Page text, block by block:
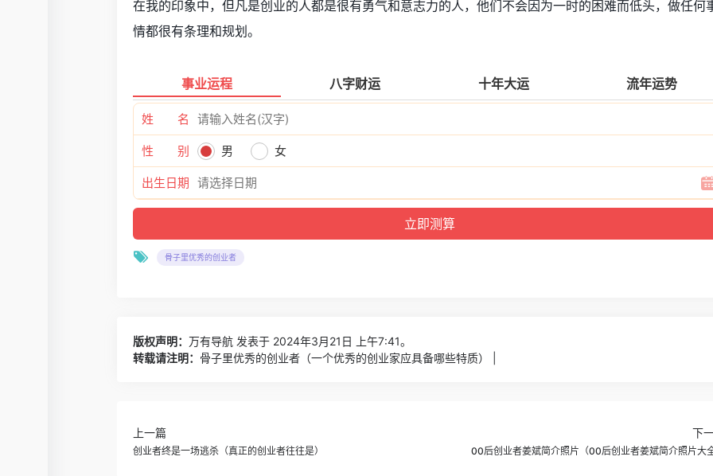
在我的印象中，但凡是创业的人都是很有勇气和意志力的人，他们不会因为一时的困难而低头，做任何
情都很有条理和规划。
事业运程 八字财运 十年大运 流年运势
姓 名
性 别 男 女
出生日期
骨子里优秀的创业者
版权声明： 万有导航 发表于 2024年3月21日 上午7:41。
转载请注明： 骨子里优秀的创业者（一个优秀的创业家应具备哪些特质） |
上一篇
创业者终是一场逃杀（真正的创业者往往是）
下
00后创业者姜斌简介照片（00后创业者姜斌简介照片大